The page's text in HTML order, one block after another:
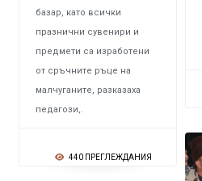
базар, като всички
празнични сувенири и
предмети са изработени
от сръчните ръце на
малчуганите, разказаха
педагози,.
440 ПРЕГЛЕЖДАНИЯ